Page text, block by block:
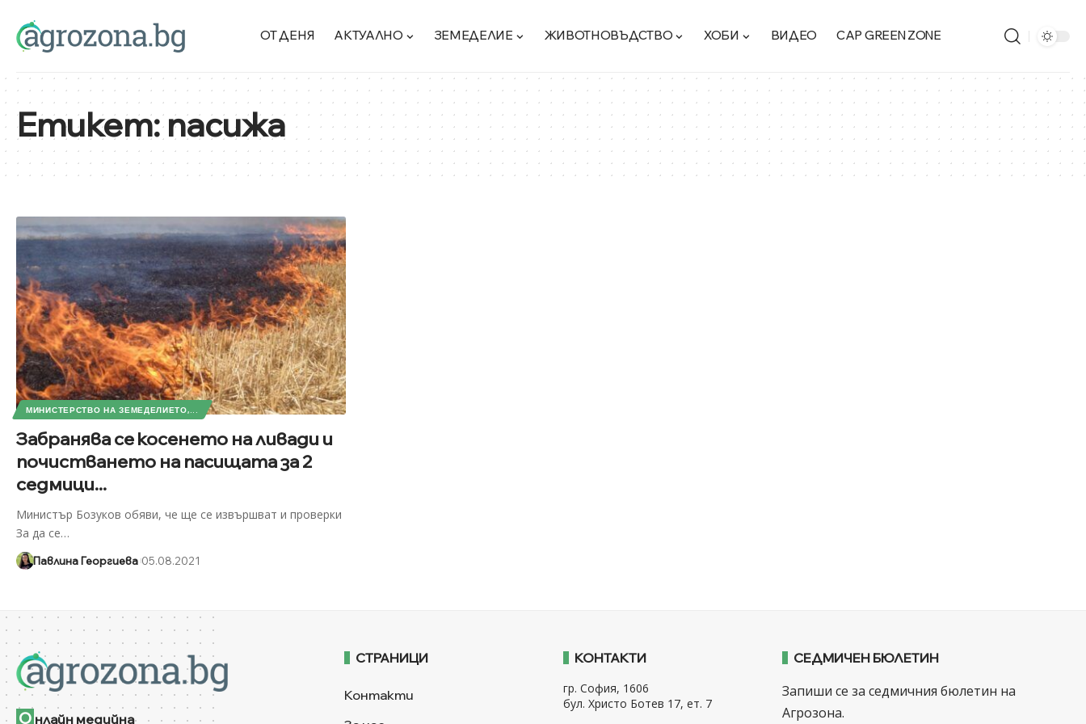
ОТ ДЕНЯ АКТУАЛНО ЗЕМЕДЕЛИЕ ЖИВОТНОВЪДСТВО ХОБИ ВИДЕО CAP GREEN ZONE
Етикет:пасижа
МИНИСТЕРСТВО НА ЗЕМЕДЕЛИЕТО,...
Забранява се косенето на ливади и
почистването на пасищата за 2
седмици...
Министър Бозуков обяви, че ще се извършват и проверки
За да се…
Павлина Георгиева 05.08.2021
О нлайн медийна
СТРАНИЦИ
Контакти
КОНТАКТИ
гр. София, 1606
бул. Христо Ботев 17, ет. 7
СЕДМИЧЕН БЮЛЕТИН
Запиши се за седмичния бюлетин на
Агрозона.